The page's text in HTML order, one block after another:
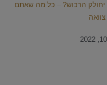
יחולק הרכוש? – כל מה שאתם